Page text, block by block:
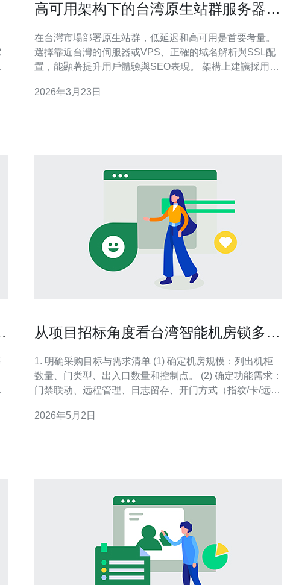
高可用架构下的台湾原生站群服务器
在台灣市場部署原生站群，低延迟和高可用是首要考量。
選擇靠近台灣的伺服器或VPS、正確的域名解析與SSL配
置，能顯著提升用戶體驗與SEO表現。 架構上建議採用多
依業務需求規劃 active-active 或 active-passive 模式，以
2026年3月23日
从项目招标角度看台湾智能机房锁多少
1. 明确采购目标与需求清单 (1) 确定机房规模：列出机柜
数量、门类型、出入口数量和控制点。 (2) 确定功能需求：
门禁联动、远程管理、日志留存、开门方式（指纹/卡/远
单（RFP草稿）：把上述逐条写入标书技术规格部分，标
2026年5月2日